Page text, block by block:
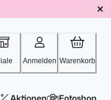
Anmelden Warenkorb
Aktionen Fotoshop